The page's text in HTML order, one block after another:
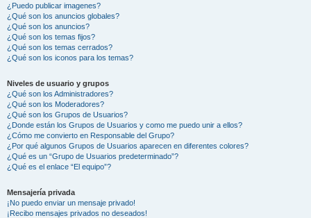
¿Puedo publicar imagenes?
¿Qué son los anuncios globales?
¿Qué son los anuncios?
¿Qué son los temas fijos?
¿Qué son los temas cerrados?
¿Qué son los iconos para los temas?
Niveles de usuario y grupos
¿Qué son los Administradores?
¿Qué son los Moderadores?
¿Qué son los Grupos de Usuarios?
¿Donde están los Grupos de Usuarios y como me puedo unir a ellos?
¿Cómo me convierto en Responsable del Grupo?
¿Por qué algunos Grupos de Usuarios aparecen en diferentes colores?
¿Qué es un “Grupo de Usuarios predeterminado”?
¿Qué es el enlace “El equipo”?
Mensajería privada
¡No puedo enviar un mensaje privado!
¡Recibo mensajes privados no deseados!